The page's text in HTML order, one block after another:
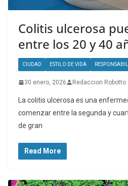
Colitis ulcerosa
entre los 20 y 40
CIUDAD ESTILO DE VIDA
30 enero, 2026 Redaccion Robotto
La colitis ulcerosa es una
comenzar entre la segunda y
de gran
Read More